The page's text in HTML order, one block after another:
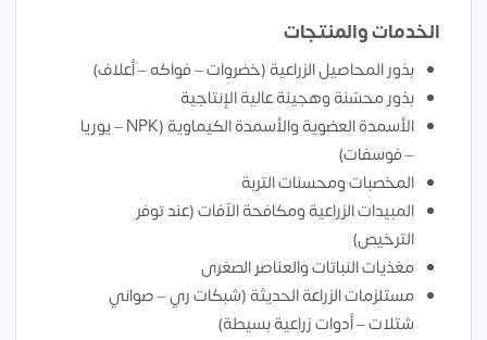
الخدمات والمنتجات
بذور المحاصيل الزراعية (خضروات – فواكه – أعلاف)
بذور محسّنة وهجينة عالية الإنتاجية
الأسمدة العضوية والأسمدة الكيماوية (NPK – يوريا
– فوسفات)
المخصبات ومحسنات التربة
المبيدات الزراعية ومكافحة الآفات (عند توفر
الترخيص)
مغذيات النباتات والعناصر الصغرى
مستلزمات الزراعة الحديثة (شبكات ري – صواني
شتلات – أدوات زراعية بسيطة)